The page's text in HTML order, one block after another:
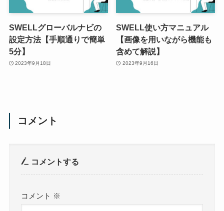
SWELLグローバルナビの
設定方法【手順通りで簡単
5分】
2023年9月18日
SWELL使い方マニュアル
【画像を用いながら機能も
含めて解説】
2023年9月16日
コメント
コメントする
コメント ※